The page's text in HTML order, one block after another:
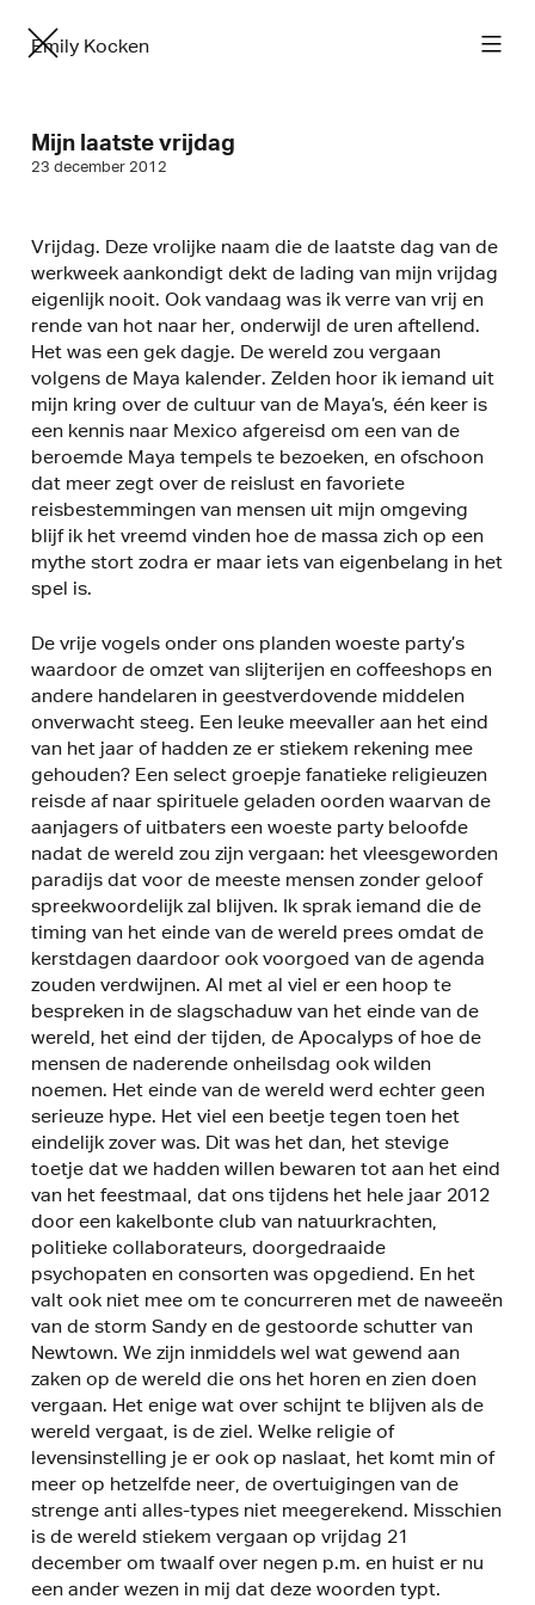
Emily Kocken
Mijn laatste vrijdag
23 december 2012
Vrijdag. Deze vrolijke naam die de laatste dag van de
werkweek aankondigt dekt de lading van mijn vrijdag
eigenlijk nooit. Ook vandaag was ik verre van vrij en
rende van hot naar her, onderwijl de uren aftellend.
Het was een gek dagje. De wereld zou vergaan
volgens de Maya kalender. Zelden hoor ik iemand uit
mijn kring over de cultuur van de Maya’s, één keer is
een kennis naar Mexico afgereisd om een van de
beroemde Maya tempels te bezoeken, en ofschoon
dat meer zegt over de reislust en favoriete
reisbestemmingen van mensen uit mijn omgeving
blijf ik het vreemd vinden hoe de massa zich op een
mythe stort zodra er maar iets van eigenbelang in het
spel is.
De vrije vogels onder ons planden woeste party’s
waardoor de omzet van slijterijen en coffeeshops en
andere handelaren in geestverdovende middelen
onverwacht steeg. Een leuke meevaller aan het eind
van het jaar of hadden ze er stiekem rekening mee
gehouden? Een select groepje fanatieke religieuzen
reisde af naar spirituele geladen oorden waarvan de
aanjagers of uitbaters een woeste party beloofde
nadat de wereld zou zijn vergaan: het vleesgeworden
paradijs dat voor de meeste mensen zonder geloof
spreekwoordelijk zal blijven. Ik sprak iemand die de
timing van het einde van de wereld prees omdat de
kerstdagen daardoor ook voorgoed van de agenda
zouden verdwijnen. Al met al viel er een hoop te
bespreken in de slagschaduw van het einde van de
wereld, het eind der tijden, de Apocalyps of hoe de
mensen de naderende onheilsdag ook wilden
noemen. Het einde van de wereld werd echter geen
serieuze hype. Het viel een beetje tegen toen het
eindelijk zover was. Dit was het dan, het stevige
toetje dat we hadden willen bewaren tot aan het eind
van het feestmaal, dat ons tijdens het hele jaar 2012
door een kakelbonte club van natuurkrachten,
politieke collaborateurs, doorgedraaide
psychopaten en consorten was opgediend. En het
valt ook niet mee om te concurreren met de naweeën
van de storm Sandy en de gestoorde schutter van
Newtown. We zijn inmiddels wel wat gewend aan
zaken op de wereld die ons het horen en zien doen
vergaan. Het enige wat over schijnt te blijven als de
wereld vergaat, is de ziel. Welke religie of
levensinstelling je er ook op naslaat, het komt min of
meer op hetzelfde neer, de overtuigingen van de
strenge anti alles-types niet meegerekend. Misschien
is de wereld stiekem vergaan op vrijdag 21
december om twaalf over negen p.m. en huist er nu
een ander wezen in mij dat deze woorden typt.